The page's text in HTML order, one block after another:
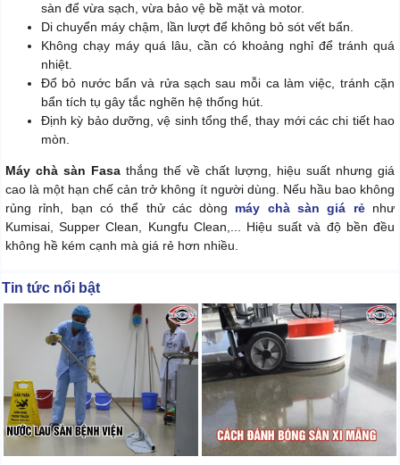
sàn để vừa sạch, vừa bảo vệ bề mặt và motor.
Di chuyển máy chậm, lần lượt để không bỏ sót vết bẩn.
Không chạy máy quá lâu, cần có khoảng nghỉ để tránh quá
nhiệt.
Đổ bỏ nước bẩn và rửa sạch sau mỗi ca làm việc, tránh cặn
bẩn tích tụ gây tắc nghẽn hệ thống hút.
Định kỳ bảo dưỡng, vệ sinh tổng thể, thay mới các chi tiết hao
mòn.
Máy chà sàn Fasa thắng thế về chất lượng, hiệu suất nhưng giá
cao là một hạn chế cản trở không ít người dùng. Nếu hầu bao không
rủng rỉnh, bạn có thể thử các dòng máy chà sàn giá rẻnhư
Kumisai, Supper Clean, Kungfu Clean,... Hiệu suất và độ bền đều
không hề kém cạnh mà giá rẻ hơn nhiều.
Tin tức nổi bật